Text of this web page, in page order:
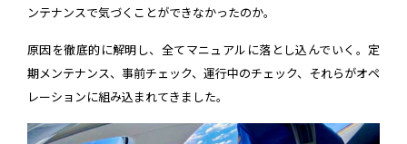
ンテナンスで気づくことができなかったのか。
原因を徹底的に解明し、全てマニュアルに落とし込んでいく。定
期メンテナンス、事前チェック、運行中のチェック、それらがオペ
レーションに組み込まれてきました。